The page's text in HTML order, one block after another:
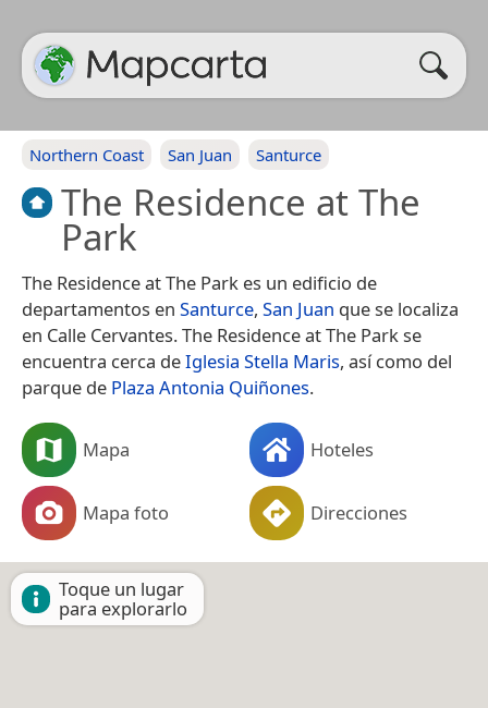
Northern Coast San Juan Santurce
The Residence at The
Park
The Residence at The Park es un edificio de
departamentos en Santurce, San Juan que se localiza
en Calle Cervantes. The Residence at The Park se
encuentra cerca deIglesia Stella Maris, así como del
parque de Plaza Antonia Quiñones.
Mapa Hoteles
Mapa foto Direcciones
Toque un lugar
para explorarlo